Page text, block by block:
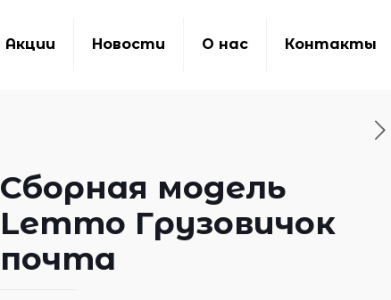
Акции Новости О нас Контакты
Сборная модель
Lemmo Грузовичок
почта